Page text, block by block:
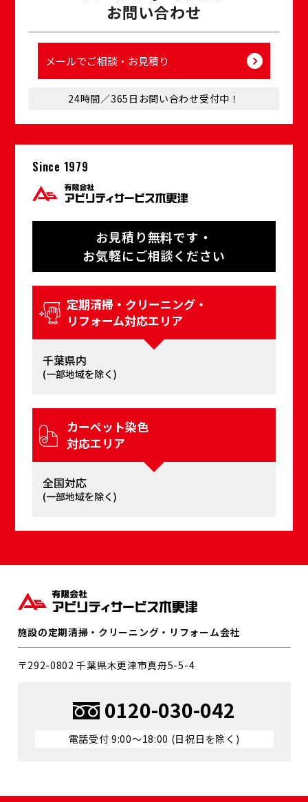
お問い合わせ
メールでご相談・お⾒積り
24時間／365⽇お問い合わせ受付中！
Since 1979
お⾒積り無料です・
お気軽にご相談ください
定期清掃・クリーニング・
リフォーム対応エリア
千葉県内
(⼀部地域を除く)
カーペット染⾊
対応エリア
全国対応
(⼀部地域を除く)
施設の定期清掃・クリーニング・リフォーム会社
〒292-0802 千葉県⽊更津市真⾈5-5-4
0120-030-042
電話受付 9:00〜18:00 (⽇祝⽇を除く)